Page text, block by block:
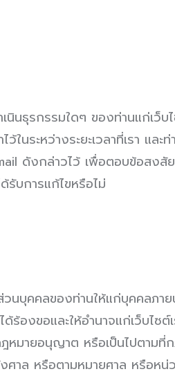
นธุรกรรมใดๆ ของท่านแก่เว็
ในระหว่างระยะเวลาที่เรา แ
ดังกล่าวไว้ เพื่อตอบข้อสงสั
รับการแก้ไขหรือไม่
บุคคลของท่านให้แก่บุคคลภา
องขอและให้อำนาจแก่เว็บไซ
หมายอนุญาต หรือเป็นไปตา
ศาล หรือตามหมายศาล หรือ